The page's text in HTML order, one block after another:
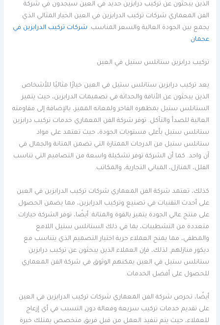
الذين يبحثون عن تركيب درابزين حديد في العين سيجدون في شركة
الفن المعماري شركات تركيب الدرابزين في العين الخيار المثالي الذي
يجمع بين الجودة العالية والسعر المناسب. شركات تركيب الدرابزين في
عجمان
تركيب درابزين ستانلس ستيل في العين
يعد تركيب درابزين ستانلس ستيل في العين خيارًا مثاليًا للأشخاص
الذين يبحثون عن الأناقة والحداثة في تصميمات الدرابزين، حيث يتميز
الستانلس ستيل بمظهره الفاخر ولمعانه المميز، بالإضافة إلى مقاومته
العالية للصدأ والتآكل. توفر شركة الفن المعماري خدمات تركيب درابزين
ستانلس ستيل بأعلى مستويات الجودة، حيث تعتمد على مواد
ستانلس ستيل من الدرجات الممتازة التي تضمن المتانة والجمال في
آن واحد. كما أن الشركة توفر تشكيلة واسعة من التصاميم التي تناسب
الفلل، المنازل، المباني التجارية، والمكاتب.
كذلك، تعتمد شركة الفن المعماري شركات تركيب الدرابزين في العين
على أحدث التقنيات في تصنيع وتركيب الدرابزين، مما يضمن الحصول
على منتج عالي الجودة يتميز بالقوة والمتانة. أيضًا، توفر الشركة خيارات
متعددة من التشطيبات، بما في ذلك الستانلس ستيل اللامع
والمطفي، مما يمنح العملاء حرية اختيار التصميم الذي يتناسب مع
ديكور منازلهم. لذلك، فإن العملاء الذين يبحثون عن تركيب درابزين
ستانلس ستيل في العين يمكنهم الوثوق في شركة الفن المعماري
للحصول على أفضل الخدمات.
أيضًا، تحرص شركة الفن المعماري شركات تركيب الدرابزين في العين
على تقديم خدمات تركيب سريعة وفعالة دون التسبب في أي إزعاج
للعملاء، حيث يتم تنفيذ العمل من قبل فريق متخصص يمتلك خبرة